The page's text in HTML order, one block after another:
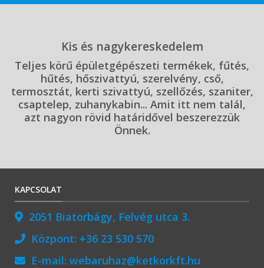
Kis és nagykereskedelem
Teljes körű épületgépészeti termékek, fűtés,
hűtés, hőszivattyú, szerelvény, cső,
termosztát, kerti szivattyú, szellőzés, szaniter,
csaptelep, zuhanykabin... Amit itt nem talál,
azt nagyon rövid határidővel beszerezzük
Önnek.
KAPCSOLAT
2051 Biatorbágy, Felvég utca 3.
Központ: +36 23 530 570
E-mail: webaruhaz@ketkorkft.hu